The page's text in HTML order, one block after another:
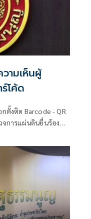
ามเห็นผู้
โค้ด
ตั้งติด Barcode - QR
การแผ่นดินยื่นร้องส่อ